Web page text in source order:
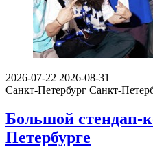
2026-07-22 2026-08-31
Санкт-Петербург Санкт-
Большой стендап-
Петербурге